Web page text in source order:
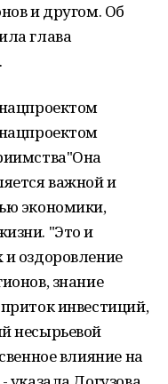
и другом. Об
глава
важной и
экономики,
"Это и
оздоровление
знание
инвестиций,
несырьевой
влияние на